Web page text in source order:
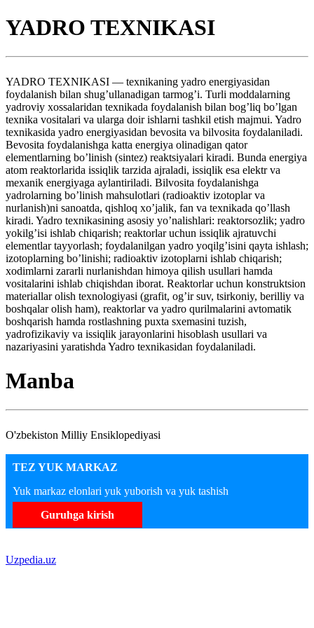
YADRO TEXNIKASI
YADRO TEXNIKASI — texnikaning yadro energiyasidan
foydalanish bilan shug’ullanadigan tarmog’i. Turli moddalarning
yadroviy xossalaridan texnikada foydalanish bilan bog’liq bo’lgan
texnika vositalari va ularga doir ishlarni tashkil etish majmui. Yadro
texnikasida yadro energiyasidan bevosita va bilvosita foydalaniladi.
Bevosita foydalanishga katta energiya olinadigan qator
elementlarning bo’linish (sintez) reaktsiyalari kiradi. Bunda energiya
atom reaktorlarida issiqlik tarzida ajraladi, issiqlik esa elektr va
mexanik energiyaga aylantiriladi. Bilvosita foydalanishga
yadrolarning bo’linish mahsulotlari (radioaktiv izotoplar va
nurlanish)ni sanoatda, qishloq xo’jalik, fan va texnikada qo’llash
kiradi. Yadro texnikasining asosiy yo’nalishlari: reaktorsozlik; yadro
yokilg’isi ishlab chiqarish; reaktorlar uchun issiqlik ajratuvchi
elementlar tayyorlash; foydalanilgan yadro yoqilg’isini qayta ishlash;
izotoplarning bo’linishi; radioaktiv izotoplarni ishlab chiqarish;
xodimlarni zararli nurlanishdan himoya qilish usullari hamda
vositalarini ishlab chiqishdan iborat. Reaktorlar uchun konstruktsion
materiallar olish texnologiyasi (grafit, og’ir suv, tsirkoniy, berilliy va
boshqalar olish ham), reaktorlar va yadro qurilmalarini avtomatik
boshqarish hamda rostlashning puxta sxemasini tuzish,
yadrofizikaviy va issiqlik jarayonlarini hisoblash usullari va
nazariyasini yaratishda Yadro texnikasidan foydalaniladi.
Manba
O'zbekiston Milliy Ensiklopediyasi
TEZ YUK MARKAZ
Yuk markaz elonlari yuk yuborish va yuk tashish
Guruhga kirish
Uzpedia.uz